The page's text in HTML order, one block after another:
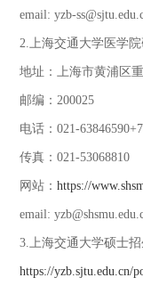
email: yzb-
2.上海交通大学医学
地址：上海市黄浦区
邮编：200025
电话：021-
传真：021-53068810
网站：https://
email:
3.上海交通大学硕士
https://yzb.sjtu.edu.cn/